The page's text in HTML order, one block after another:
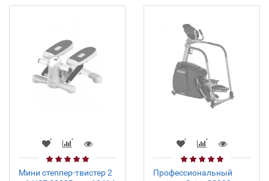
Мини степпер-твистер 2
Профессиональный